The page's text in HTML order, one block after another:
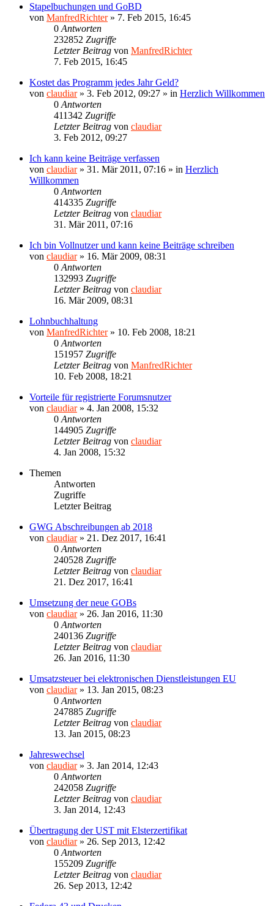
Stapelbuchungen und GoBD
von ManfredRichter» 7. Feb 2015, 16:45
0 Antworten
232852 Zugriffe
Letzter Beitrag von ManfredRichter
7. Feb 2015, 16:45
Kostet das Programm jedes Jahr Geld?
von claudiar» 3. Feb 2012, 09:27 » in Herzlich Willkommen
0 Antworten
411342 Zugriffe
Letzter Beitrag von claudiar
3. Feb 2012, 09:27
Ich kann keine Beiträge verfassen
von claudiar» 31. Mär 2011, 07:16 » in Herzlich
Willkommen
0 Antworten
414335 Zugriffe
Letzter Beitrag von claudiar
31. Mär 2011, 07:16
Ich bin Vollnutzer und kann keine Beiträge schreiben
von claudiar» 16. Mär 2009, 08:31
0 Antworten
132993 Zugriffe
Letzter Beitrag von claudiar
16. Mär 2009, 08:31
Lohnbuchhaltung
von ManfredRichter» 10. Feb 2008, 18:21
0 Antworten
151957 Zugriffe
Letzter Beitrag von ManfredRichter
10. Feb 2008, 18:21
Vorteile für registrierte Forumsnutzer
von claudiar» 4. Jan 2008, 15:32
0 Antworten
144905 Zugriffe
Letzter Beitrag von claudiar
4. Jan 2008, 15:32
Themen
Antworten
Zugriffe
Letzter Beitrag
GWG Abschreibungen ab 2018
von claudiar» 21. Dez 2017, 16:41
0 Antworten
240528 Zugriffe
Letzter Beitrag von claudiar
21. Dez 2017, 16:41
Umsetzung der neue GOBs
von claudiar» 26. Jan 2016, 11:30
0 Antworten
240136 Zugriffe
Letzter Beitrag von claudiar
26. Jan 2016, 11:30
Umsatzsteuer bei elektronischen Dienstleistungen EU
von claudiar» 13. Jan 2015, 08:23
0 Antworten
247885 Zugriffe
Letzter Beitrag von claudiar
13. Jan 2015, 08:23
Jahreswechsel
von claudiar» 3. Jan 2014, 12:43
0 Antworten
242058 Zugriffe
Letzter Beitrag von claudiar
3. Jan 2014, 12:43
Übertragung der UST mit Elsterzertifikat
von claudiar» 26. Sep 2013, 12:42
0 Antworten
155209 Zugriffe
Letzter Beitrag von claudiar
26. Sep 2013, 12:42